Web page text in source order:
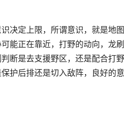
决定上限，所谓意识，就是地
能正在靠近，打野的动向，龙
断是去支援野区，还是配合打
护后排还是切入敌阵，良好的